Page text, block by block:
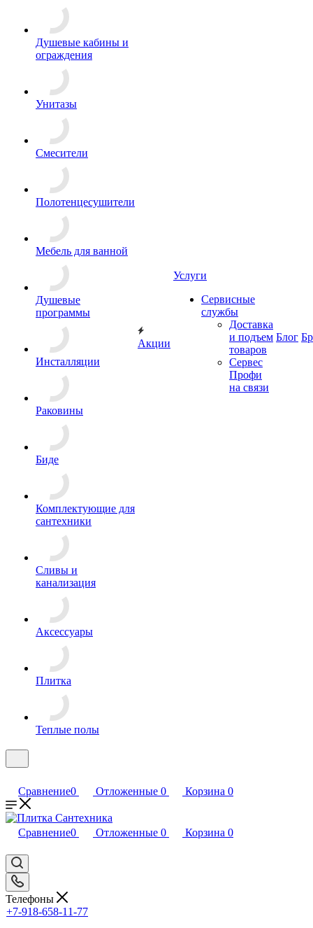
Душевые кабины и
ограждения
Унитазы
Смесители
Полотенцесушители
Мебель для ванной
Душевые
программы
Инсталляции
Раковины
Биде
Комплектующие для
сантехники
Сливы и
канализация
Аксессуары
Плитка
Теплые полы
Акции
Услуги
Сервисные
службы
Доставка
и подъем
товаров
Сервес
Профи
на связи
Блог
Сравнение0 Отложенные 0 Корзина 0
Сравнение0 Отложенные 0 Корзина 0
Телефоны
+7-918-658-11-77